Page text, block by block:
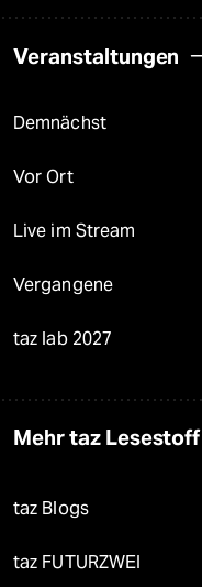
Veranstaltungen
Demnächst
Vor Ort
Live im Stream
Vergangene
taz lab 2027
Mehr taz Lesestoff
taz Blogs
taz FUTURZWEI